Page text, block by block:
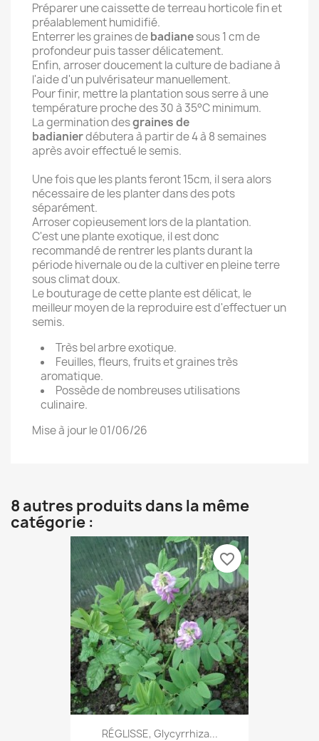
Préparer une caissette de terreau horticole fin et
préalablement humidifié.
Enterrer les graines debadianesous 1 cm de
profondeur puis tasser délicatement.
Enfin, arroser doucement la culture de badiane à
l'aide d'un pulvérisateur manuellement.
Pour finir, mettre la plantation sous serre à une
température proche des 30 à 35°C minimum.
La germination desgraines de
badianierdébutera à partir de 4 à 8 semaines
après avoir effectué le semis.
Une fois que les plants feront 15cm, il sera alors
nécessaire de les planter dans des pots
séparément.
Arroser copieusement lors de la plantation.
C'est une plante exotique, il est donc
recommandé de rentrer les plants durant la
période hivernale ou de la cultiver en pleine terre
sous climat doux.
Le bouturage de cette plante est délicat, le
meilleur moyen de la reproduire est d'effectuer un
semis.
Très bel arbre exotique.
Feuilles, fleurs, fruits et graines très
aromatique.
Possède de nombreuses utilisations
culinaire.
Mise à jour le 01/06/26
8 autres produits dans la même
catégorie :
RÉGLISSE, Glycyrrhiza...
favorite_border